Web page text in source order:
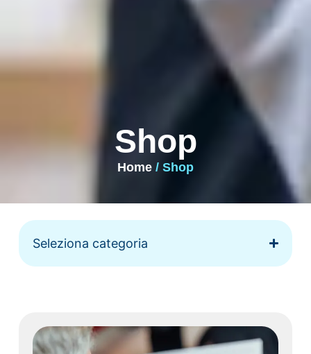
Shop
Home / Shop
Seleziona categoria